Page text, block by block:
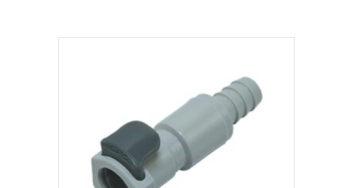
IN DEN WARENKORB